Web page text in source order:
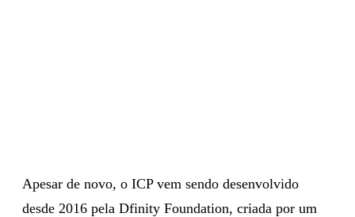
Apesar de novo, o ICP vem sendo desenvolvido
desde 2016 pela Dfinity Foundation, criada por um